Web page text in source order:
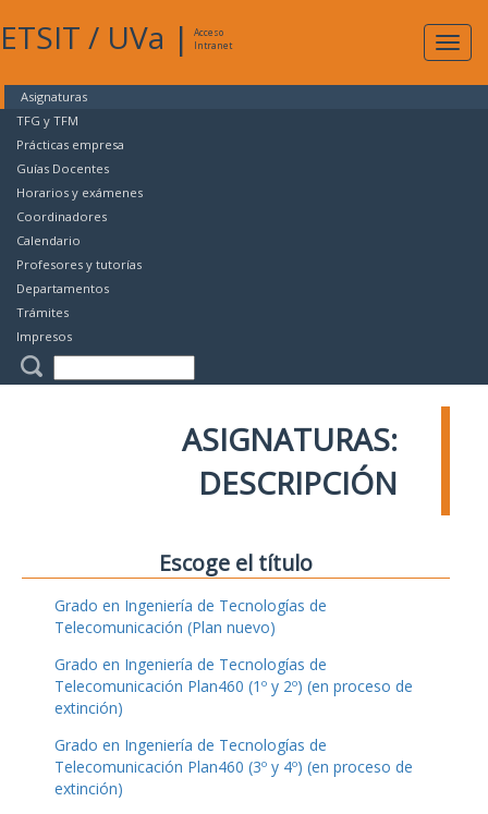
ETSIT / UVa |
Acceso
Intranet
Asignaturas
TFG y TFM
Prácticas empresa
Guías Docentes
Horarios y exámenes
Coordinadores
Calendario
Profesores y tutorías
Departamentos
Trámites
Impresos
ASIGNATURAS:
DESCRIPCIÓN
Escoge el título
Grado en Ingeniería de Tecnologías de
Telecomunicación (Plan nuevo)
Grado en Ingeniería de Tecnologías de
Telecomunicación Plan460 (1º y 2º) (en proceso de
extinción)
Grado en Ingeniería de Tecnologías de
Telecomunicación Plan460 (3º y 4º) (en proceso de
extinción)